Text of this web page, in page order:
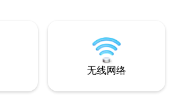
童或宠物入住**
无线网络